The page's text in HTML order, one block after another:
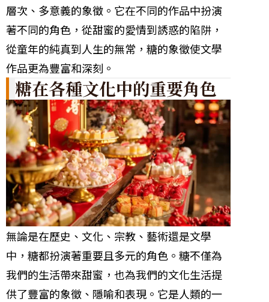
層次、多意義的象徵。它在不同的作品中扮演
著不同的角色，從甜蜜的愛情到誘惑的陷阱，
從童年的純真到人生的無常，糖的象徵使文學
作品更為豐富和深刻。
糖在各種文化中的重要角色
無論是在歷史、文化、宗教、藝術還是文學
中，糖都扮演著重要且多元的角色。糖不僅為
我們的生活帶來甜蜜，也為我們的文化生活提
供了豐富的象徵、隱喻和表現。它是人類的一